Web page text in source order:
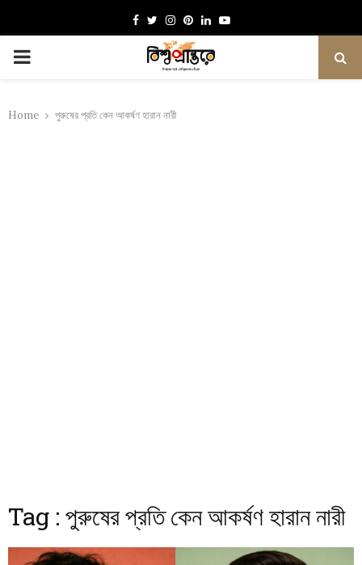
Facebook
TwitterInstagram
Pinterest
LinkedinYoutube
PRIMARY
Home পুরুষের প্রতি কেন আকর্ষণ হারান নারী
Tag : পুরুষের প্রতি কেন আকর্ষণ হারান নারী